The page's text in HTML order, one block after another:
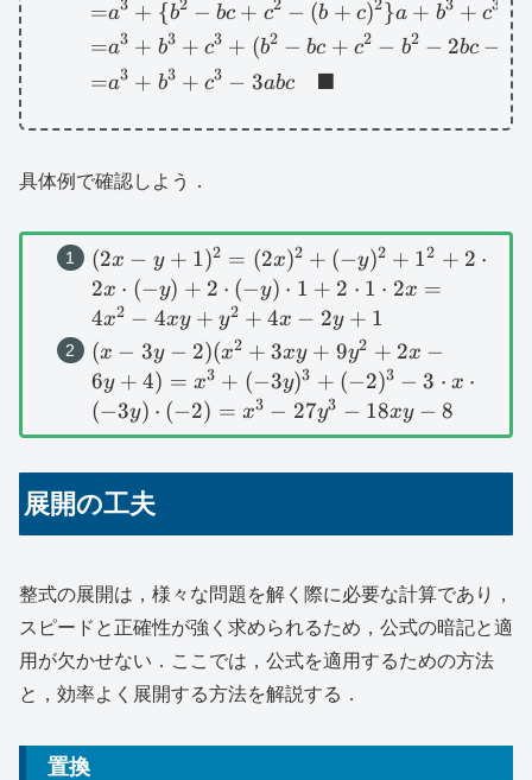
=
=
=
a3 + {b2 − bc + c2 − (b + c)2}a + b3 + c3
a3 + b3 + c3 + (b2 − bc + c2 − b2 − 2bc − c
a3 + b3 + c3 − 3abc ■
具体例で確認しよう．
(2x-y+1)^2=
(2x)^2+(-
y)^2+1^2+2\cdot
2x\cdot (-
y)+2\cdot (-
y)\cdot 1+2\cdot
1\cdot 2x=4x^2-
2y+1
(2x − y + 1)2 = (2x)2 + (−y)2 + 12 + 2 ⋅
2x ⋅ (−y) + 2 ⋅ (−y) ⋅ 1 + 2 ⋅ 1 ⋅ 2x =
4x2 − 4xy + y2 + 4x − 2y + 1
(x-3y-2)
(x^2+3xy+9y^2+2x-
6y+4)=x^3+
(-3y)^3+(-2)^3-
(-3y)\cdot (-2)=x^3-
27y^3-18xy-8
(x − 3y − 2)(x2 + 3xy + 9y2 + 2x −
6y + 4) = x3 + (−3y)3 + (−2)3 − 3 ⋅ x ⋅
(−3y) ⋅ (−2) = x3 − 27y3 − 18xy − 8
展開の工夫
整式の展開は，様々な問題を解く際に必要な計算であり，
スピードと正確性が強く求められるため，公式の暗記と適
用が欠かせない．ここでは，公式を適用するための方法
と，効率よく展開する方法を解説する．
置換